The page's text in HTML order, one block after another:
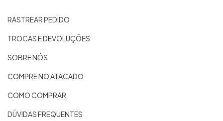
RASTREAR PEDIDO
TROCAS E DEVOLUÇÕES
SOBRE NÓS
COMPRE NO ATACADO
COMO COMPRAR
DÚVIDAS FREQUENTES